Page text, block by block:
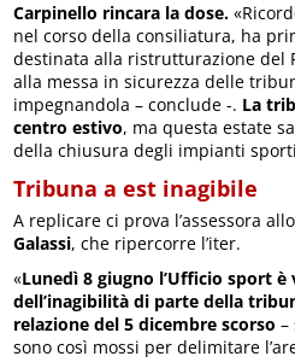
Carpinello rincara la dose.
nel corso della consiliatura, ha
destinata alla ristrutturazione del
alla messa in sicurezza delle
impegnandola – conclude -. La
centro estivo, ma questa estate
della chiusura degli impianti
Tribuna a est inagibile
A replicare ci prova l’assessora
Galassi, che ripercorre l’iter.
«Lunedì 8 giugno l’Ufficio sport è
dell’inagibilità di parte della
relazione del 5 dicembre scorso –
sono così mossi per delimitare